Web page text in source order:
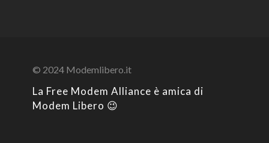
© 2024 Modemlibero.it
La Free Modem Alliance è amica di
Modem Libero 😉